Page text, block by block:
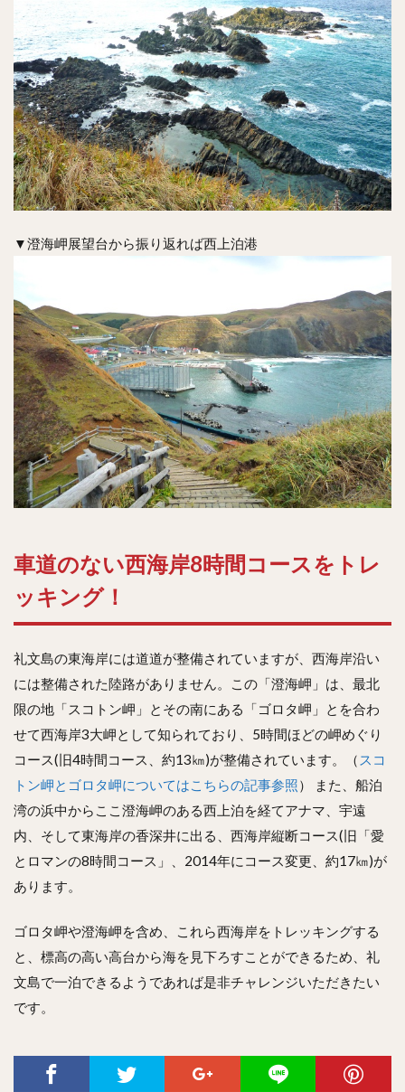
▼澄海岬展望台から振り返れば西上泊港
車道のない西海岸8時間コースをトレ
ッキング！
礼文島の東海岸には道道が整備されていますが、西海岸沿い
には整備された陸路がありません。この「澄海岬」は、最北
限の地「スコトン岬」とその南にある「ゴロタ岬」とを合わ
せて西海岸3大岬として知られており、5時間ほどの岬めぐり
コース(旧4時間コース、約13㎞)が整備されています。（ スコ
トン岬とゴロタ岬についてはこちらの記事参照） また、船泊
湾の浜中からここ澄海岬のある西上泊を経てアナマ、宇遠
内、そして東海岸の香深井に出る、西海岸縦断コース(旧「愛
とロマンの8時間コース」、2014年にコース変更、約17㎞)が
あります。
ゴロタ岬や澄海岬を含め、これら西海岸をトレッキングする
と、標高の高い高台から海を見下ろすことができるため、礼
文島で一泊できるようであれば是非チャレンジいただきたい
です。